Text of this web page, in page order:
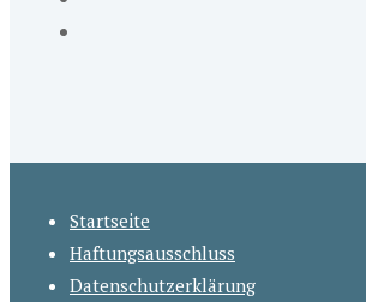
Startseite
Haftungsausschluss
Datenschutzerklärung